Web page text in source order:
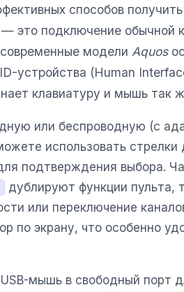
способов
— это подключение обычной
модели Aquos
устройства (Human
клавиатуру и мышь так
или беспроводную (с
использовать
подтверждения выбора.
дублируют функции пульта,
или переключение
по экрану, что особенно
мышь в свободный порт